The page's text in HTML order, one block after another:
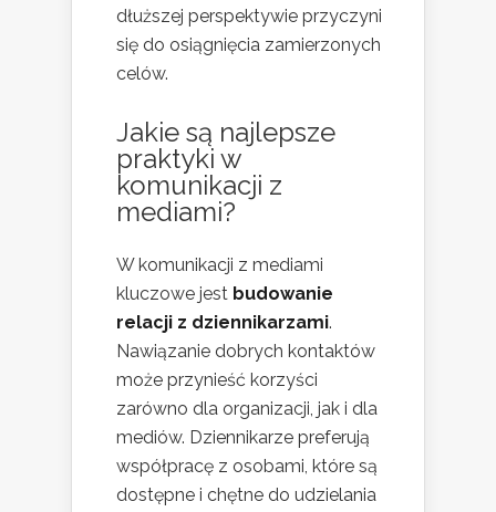
dłuższej perspektywie przyczyni
się do osiągnięcia zamierzonych
celów.
Jakie są najlepsze
praktyki w
komunikacji z
mediami?
W komunikacji z mediami
kluczowe jest budowanie
relacji z dziennikarzami.
Nawiązanie dobrych kontaktów
może przynieść korzyści
zarówno dla organizacji, jak i dla
mediów. Dziennikarze preferują
współpracę z osobami, które są
dostępne i chętne do udzielania